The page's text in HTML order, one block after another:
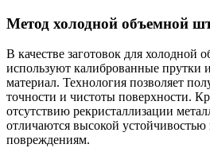
Метод холодной объемной
В качестве заготовок для холодной
используют калиброванные прутки
материал. Технология позволяет
точности и чистоты поверхности.
отсутствию рекристаллизации
отличаются высокой
повреждениям.